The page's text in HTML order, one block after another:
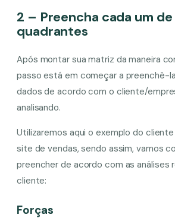
2 – Preencha cada um de
quadrantes
Após montar sua matriz da maneira
passo está em começar a preenchê-
dados de acordo com o cliente/
analisando.
Utilizaremos aqui o exemplo do
site de vendas, sendo assim, vamos
preencher de acordo com as análises
cliente:
Forças